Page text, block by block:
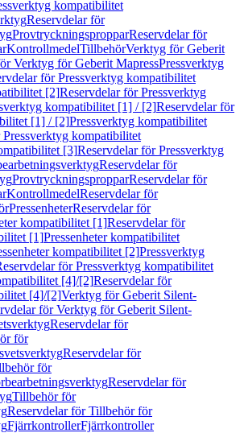
kompatibilitet
Reservdelar för
ProvtryckningspropparReservdelar för
KontrollmedelTillbehörVerktyg för Geberit
Verktyg för Geberit MapressPressverktyg
för Pressverktyg kompatibilitet
[2]Reservdelar för Pressverktyg
kompatibilitet [1] / [2]Reservdelar för
[1] / [2]Pressverktyg kompatibilitet
kompatibilitet
[3]Reservdelar för Pressverktyg
Reservdelar för
ProvtryckningspropparReservdelar för
KontrollmedelReservdelar för
PressenheterReservdelar för
kompatibilitet [1]Reservdelar för
[1]Pressenheter kompatibilitet
kompatibilitet [2]Pressverktyg
för Pressverktyg kompatibilitet
[4]/[2]Reservdelar för
[4]/[2]Verktyg för Geberit Silent-
för Verktyg för Geberit Silent-
Reservdelar för
för
Reservdelar för
för
Reservdelar för
Tillbehör för
Reservdelar för Tillbehör för
FjärrkontrollerFjärrkontroller